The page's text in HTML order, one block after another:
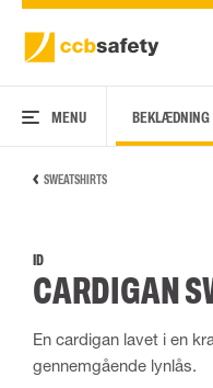
MENU BEKLÆDNING
SWEATSHIRTS
ID
CARDIGAN
En cardigan lavet i en
gennemgående lynlås.